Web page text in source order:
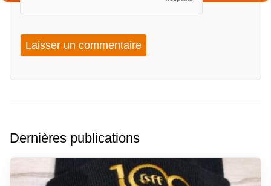
Dernières publications